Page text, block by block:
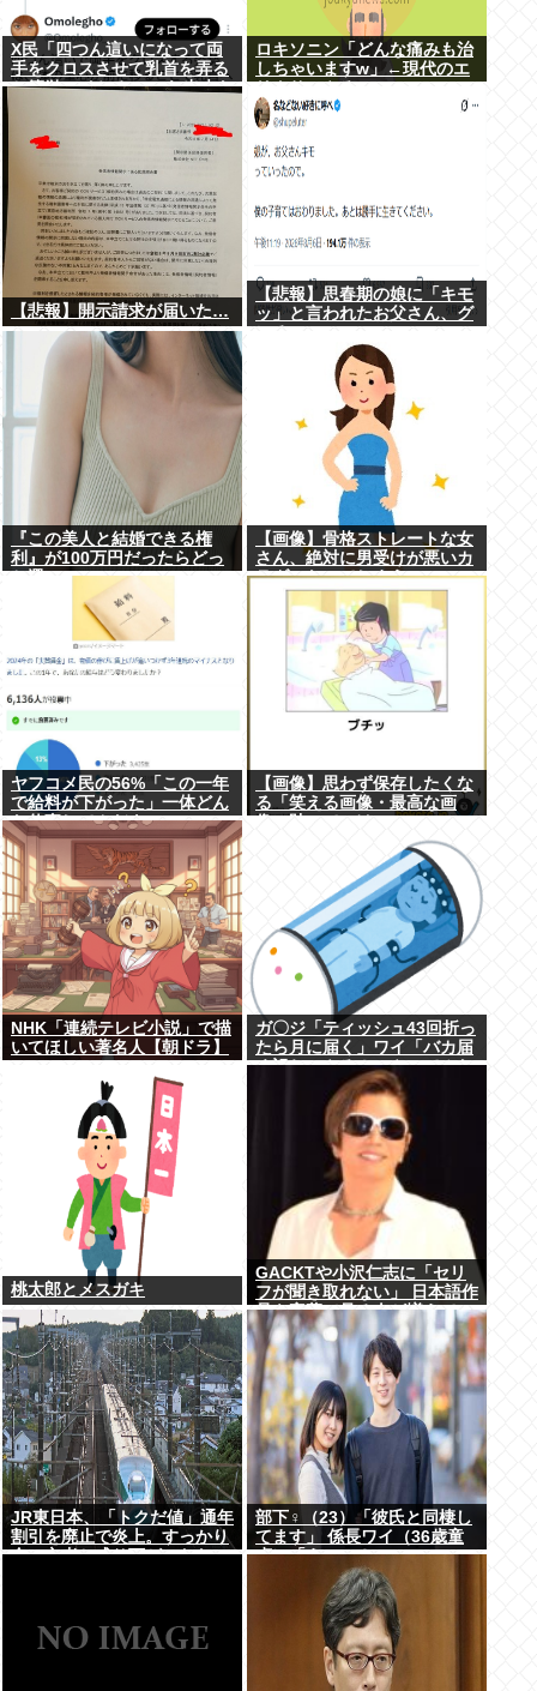
X民「四つん這いになって両
手をクロスさせて乳首を弄る
と簡単にイケる」 これ出来な
ロキソニン「どんな痛みも治
しちゃいますw」←現代のエ
【悲報】開示請求が届いた…
【悲報】思春期の娘に「キモ
ッ」と言われたお父さん、グ
『この美人と結婚できる権
利』が100万円だったらどっ
ち選ぶwww
【画像】骨格ストレートな女
さん、絶対に男受けが悪いカ
ラダになってしまうｗｗｗ
ヤフコメ民の56%「この一年
で給料が下がった」一体どん
な仕事してんだよこいつ
ら！？
【画像】思わず保存したくな
る「笑える画像・最高な画
NHK「連続テレビ小説」で描
いてほしい著名人【朝ドラ】
ガ〇ジ「ティッシュ43回折っ
たら月に届く」ワイ「バカ届
く訳ねーやろ！ｗやってみた
桃太郎とメスガキ
GACKTや小沢仁志に「セリ
フが聞き取れない」 日本語作
品を字幕で見る人が増えてい
る背景
JR東日本、「トクだ値」通年
割引を廃止で炎上。すっかり
金の亡者と成り下がったな
部下♀（23）「彼氏と同棲し
てます」 係長ワイ（36歳童
貞）「えっ…？」